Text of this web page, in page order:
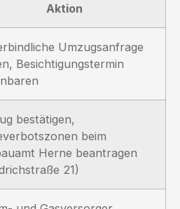
Aktion
Umzugsanfrage
Besichtigungstermin
bestätigen,
beim
Herne beantragen
21)